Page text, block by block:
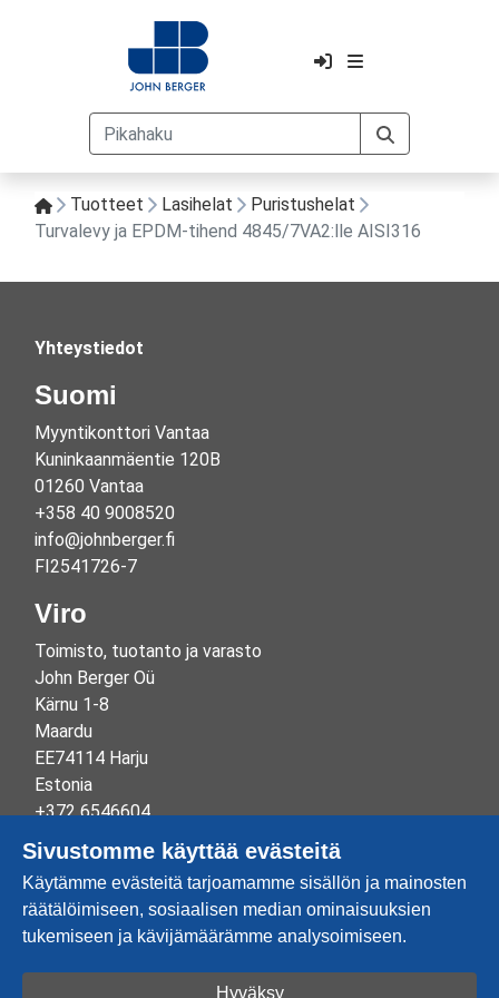
Tuotteet Lasihelat
Puristushelat
Turvalevy ja EPDM-tihend 4845/7VA2:lle AISI316
Yhteystiedot
Suomi
Myyntikonttori Vantaa
Kuninkaanmäentie 120B
01260 Vantaa
+358 40 9008520
info@johnberger.fi
FI2541726-7
Viro
Toimisto, tuotanto ja varasto
John Berger Oü
Kärnu 1-8
Maardu
EE74114 Harju
Estonia
+372 6546604
info@johnberger.ee
Reg.nr 10265834
EE100332513
Sivustomme käyttää evästeitä
Käytämme evästeitä tarjoamamme sisällön ja mainosten
räätälöimiseen, sosiaalisen median ominaisuuksien
tukemiseen ja kävijämäärämme analysoimiseen.
Hyväksy